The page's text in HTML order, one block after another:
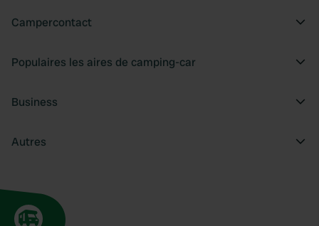
Campercontact
Populaires les aires de camping-car
Business
Autres